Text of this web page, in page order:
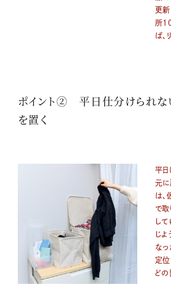
更
所
ば、
ポイント② 平日仕分けられな
を置く
平日
元に
は、
で
し
じ
なっ
定位
どの